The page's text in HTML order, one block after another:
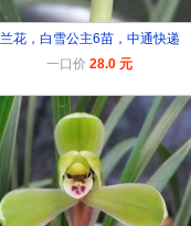
兰花，白雪公主6苗，中通快递
一口价 28.0 元